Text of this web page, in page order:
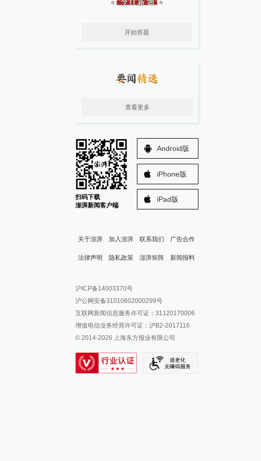
开始答题
查看更多
扫码下载
澎湃新闻客户端
Android版
iPhone版
iPad版
关于澎湃 加入澎湃 联系我们 广告合作
法律声明 隐私政策 澎湃矩阵
澎湃新闻公众号
澎湃新闻抖音号
派生万物开放平台
IP SHANGHAI
SIXTH TONE
新闻报料
报料邮箱: news@thepaper.cn
沪ICP备14003370号
沪公网安备31010602000299号
互联网新闻信息服务许可证：31120170006
增值电信业务经营许可证：沪B2-2017116
© 2014-2026 上海东方报业有限公司